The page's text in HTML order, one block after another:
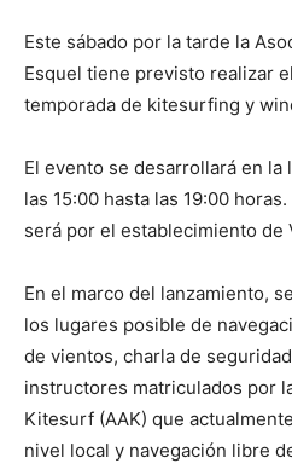
Este sábado por la tarde la
Esquel tiene previsto realizar
temporada de kitesurfing y
El evento se desarrollará en la
las 15:00 hasta las 19:00
será por el establecimiento de
En el marco del lanzamiento,
los lugares posible de
de vientos, charla de
instructores matriculados por
Kitesurf (AAK) que
nivel local y navegación libre